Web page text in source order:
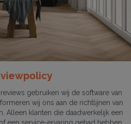
gebruiken wij de software van
wij ons aan de richtlijnen van
Alleen klanten die daadwerkelijk een
een service-ervaring gehad hebben,